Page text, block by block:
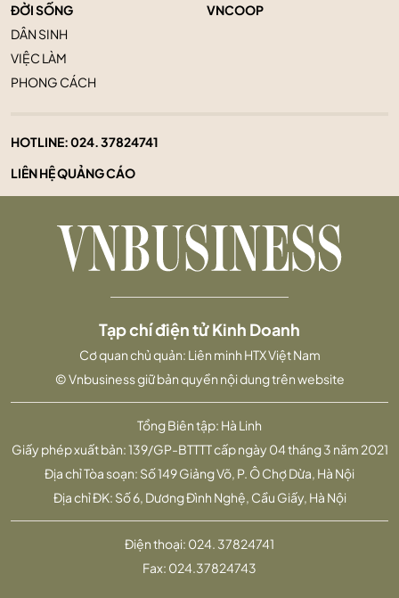
ĐỜI SỐNG
DÂN SINH
VIỆC LÀM
PHONG CÁCH
VNCOOP
HOTLINE:024. 37824741
LIÊN HỆ QUẢNG CÁO
Tổng Biên tập: Hà Linh
Giấy phép xuất bản: 139/GP-BTTTT cấp ngày 04 tháng 3 năm 2021
Địa chỉ Tòa soạn: Số 149 Giảng Võ, P. Ô Chợ Dừa, Hà Nội
Địa chỉ ĐK: Số 6, Dương Đình Nghệ, Cầu Giấy, Hà Nội
Tạp chí điện tử Kinh Doanh
Cơ quan chủ quản: Liên minh HTX Việt Nam
© Vnbusiness giữ bản quyền nội dung trên website
Điện thoại: 024. 37824741
Fax: 024.37824743